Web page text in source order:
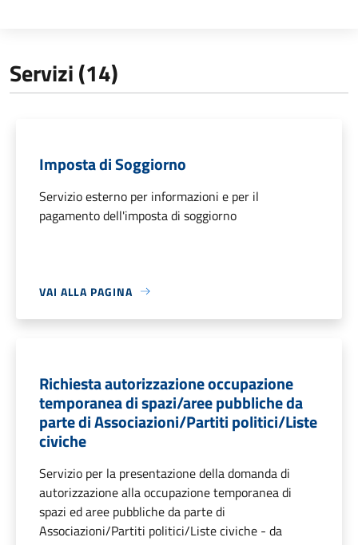
Servizi (14)
Imposta di Soggiorno
Servizio esterno per informazioni e per il
pagamento dell'imposta di soggiorno
VAI ALLA PAGINA
Richiesta autorizzazione occupazione
temporanea di spazi/aree pubbliche da
parte di Associazioni/Partiti politici/Liste
civiche
Servizio per la presentazione della domanda di
autorizzazione alla occupazione temporanea di
spazi ed aree pubbliche da parte di
Associazioni/Partiti politici/Liste civiche - da